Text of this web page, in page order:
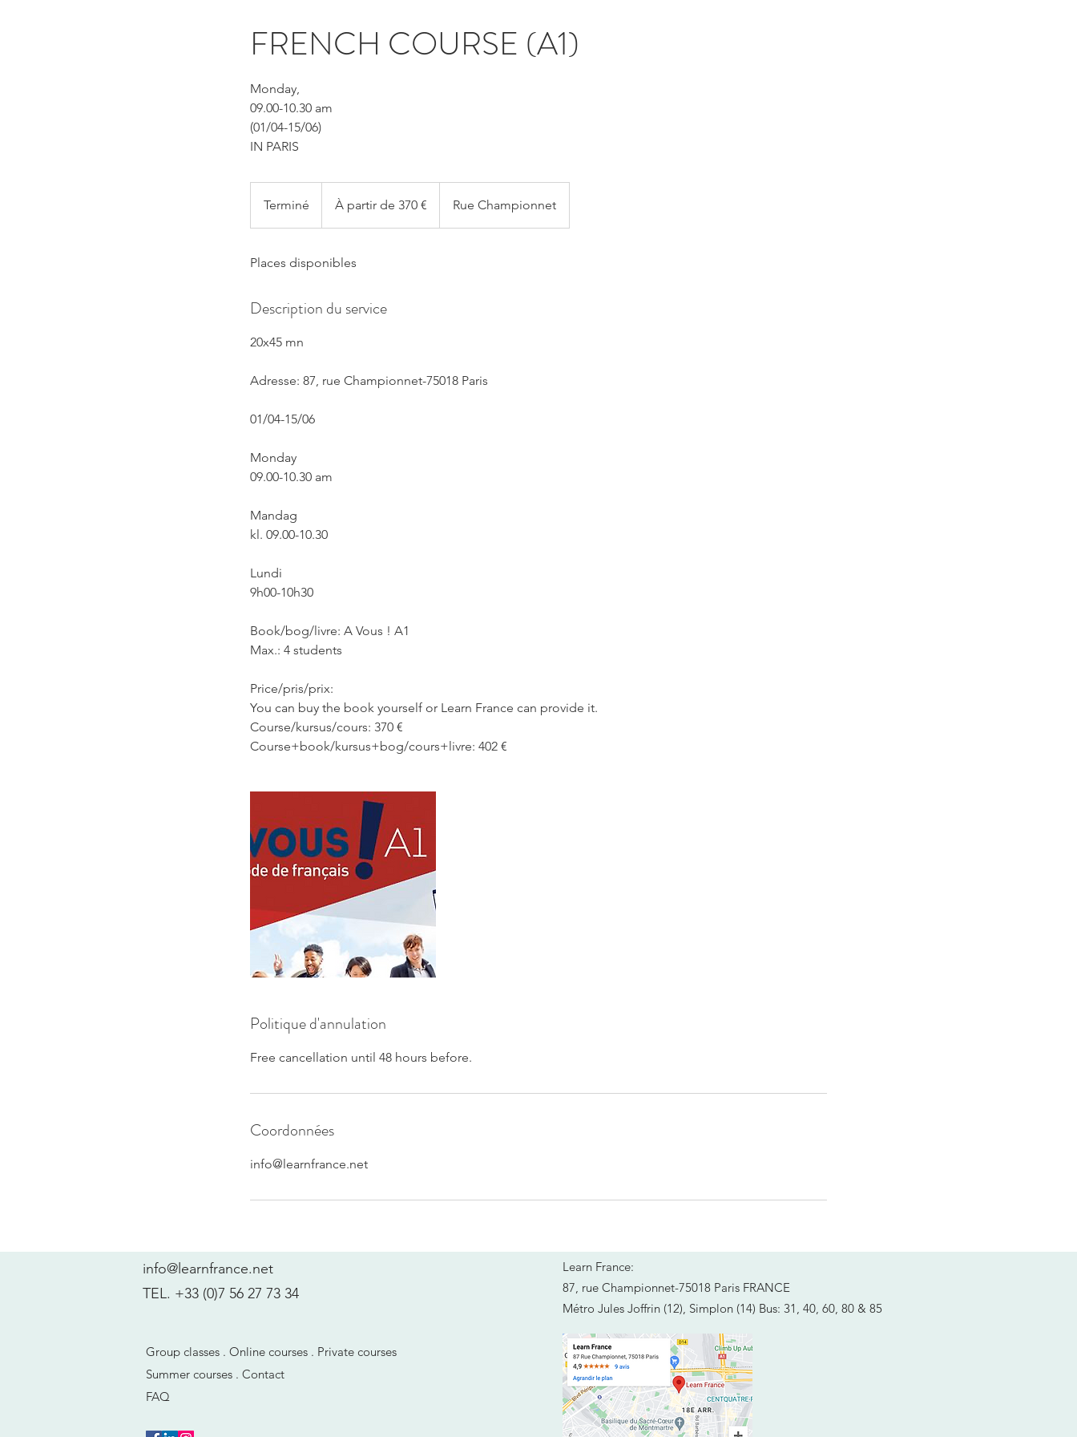
FRENCH COURSE (A1)
Monday,
09.00-10.30 am
(01/04-15/06)
IN PARIS
Terminé
e
m
À partir de 370 € Rue Championnet
Places disponibles
Description du service
20x45 mn
Adresse: 87, rue Championnet-75018 Paris
01/04-15/06
Monday
09.00-10.30 am
Mandag
kl. 09.00-10.30
Lundi
9h00-10h30
Book/bog/livre: A Vous ! A1
Max.: 4 students
Price/pris/prix:
You can buy the book yourself or Learn France can provide it.
Course/kursus/cours: 370 €
Course+book/kursus+bog/cours+livre: 402 €
Politique d'annulation
Free cancellation until 48 hours before.
Coordonnées
info@learnfrance.net
info@learnfrance.net
TEL. +33 (0)7 56 27 73 34
Group classes . Online courses . Private courses
Summer courses . Contact
FAQ
Learn France:
87, rue Championnet-75018 Paris FRANCE
Métro Jules Joffrin (12), Simplon (14) Bus: 31, 40, 60, 80 & 85